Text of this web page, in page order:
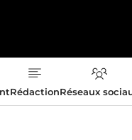
RédactionRéseaux